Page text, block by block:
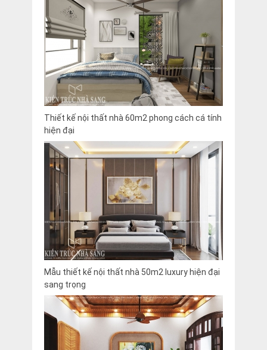
Thiết kế nội thất nhà 60m2 phong cách cá tính
hiện đại
Mẫu thiết kế nội thất nhà 50m2 luxury hiện đại
sang trọng